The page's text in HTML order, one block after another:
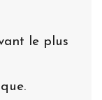
le plus